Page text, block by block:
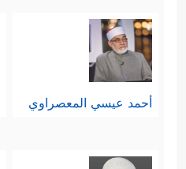
أحمد عيسي المعصراوي